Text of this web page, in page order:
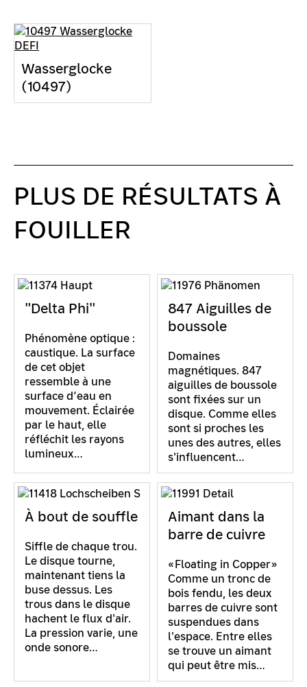
Wasserglocke
(10497)
PLUS DE RÉSULTATS À
FOUILLER
"Delta Phi"
Phénomène optique :
caustique. La surface
de cet objet
ressemble à une
surface d’eau en
mouvement. Éclairée
par le haut, elle
réfléchit les rayons
lumineux…
847 Aiguilles de
boussole
Domaines
magnétiques. 847
aiguilles de boussole
sont fixées sur un
disque. Comme elles
sont si proches les
unes des autres, elles
s'influencent…
À bout de souffle
Siffle de chaque trou.
Le disque tourne,
maintenant tiens la
buse dessus. Les
trous dans le disque
hachent le flux d'air.
La pression varie, une
onde sonore…
Aimant dans la
barre de cuivre
«Floating in Copper»
Comme un tronc de
bois fendu, les deux
barres de cuivre sont
suspendues dans
l'espace. Entre elles
se trouve un aimant
qui peut être mis…